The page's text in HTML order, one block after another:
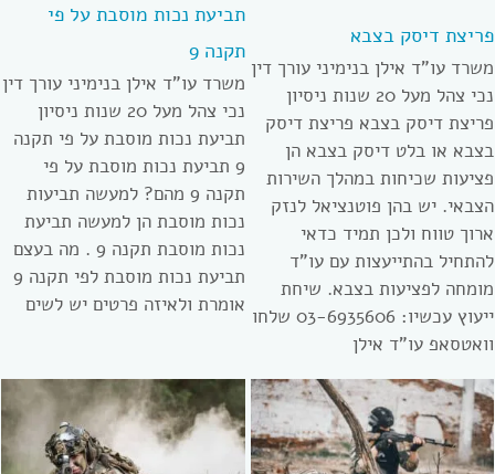
פריצת דיסק בצבא
משרד עו”ד אילן בנימיני עורך דין
נכי צהל מעל 20 שנות ניסיון
פריצת דיסק בצבא פריצת דיסק
בצבא או בלט דיסק בצבא הן
פציעות שכיחות במהלך השירות
הצבאי. יש בהן פוטנציאל לנזק
ארוך טווח ולכן תמיד כדאי
להתחיל בהתייעצות עם עו”ד
מומחה לפציעות בצבא. שיחת
ייעוץ עכשיו: 03-6935606 שלחו
וואטסאפ עו”ד אילן
תביעת נכות מוסבת על פי
תקנה 9
משרד עו”ד אילן בנימיני עורך דין
נכי צהל מעל 20 שנות ניסיון
תביעת נכות מוסבת על פי תקנה
9 תביעת נכות מוסבת על פי
תקנה 9 מהם? למעשה תביעות
נכות מוסבת הן למעשה תביעת
נכות מוסבת תקנה 9 . מה בעצם
תביעת נכות מוסבת לפי תקנה 9
אומרת ולאיזה פרטים יש לשים